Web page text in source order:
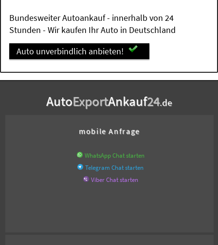
Bundesweiter Autoankauf - innerhalb von 24
Stunden - Wir kaufen Ihr Auto in Deutschland
Auto unverbindlich anbieten!
AutoExportAnkauf24.de
mobile Anfrage
WhatsApp Chat starten
Telegram Chat starten
Viber Chat starten